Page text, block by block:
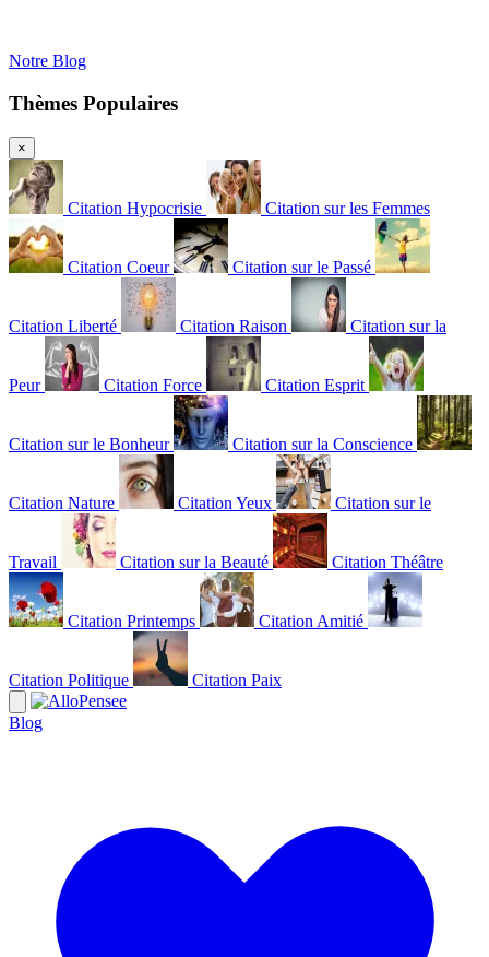
Notre Blog
Thèmes Populaires
×
Citation Hypocrisie Citation sur les Femmes
Citation Coeur Citation sur le Passé
Citation Liberté Citation Raison Citation sur la
Peur Citation Force Citation Esprit
Citation sur le Bonheur Citation sur la Conscience
Citation Nature Citation Yeux Citation sur le
Travail Citation sur la Beauté Citation Théâtre
Citation Printemps Citation Amitié
Citation Politique Citation Paix
Blog